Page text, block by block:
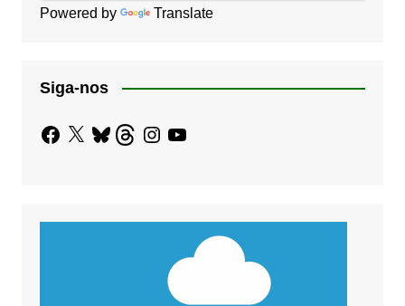
Powered by Translate
Siga-nos
Facebook
X BlueskyThreadsInstagram
YouTube